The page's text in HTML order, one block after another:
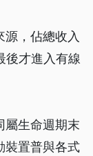
，佔總收入
後才進入有線
屬生命週期末
裝置普與各式